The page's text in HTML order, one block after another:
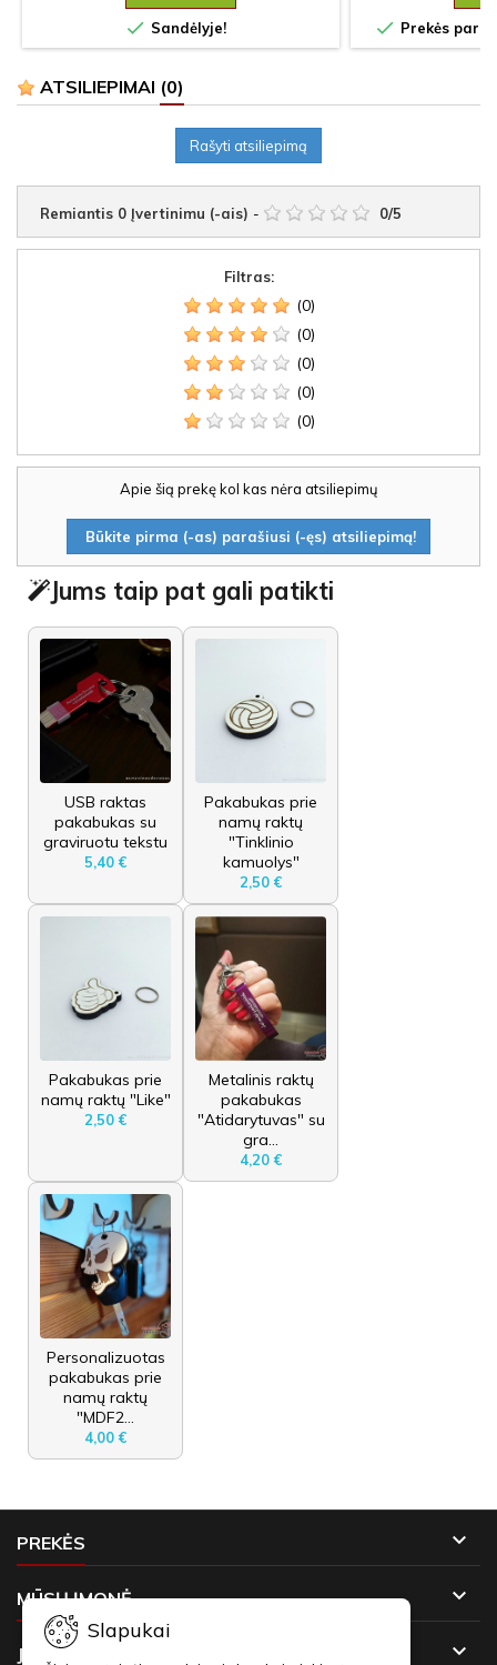
 Sandėlyje!  Prekės
ATSILIEPIMAI (0)
Rašyti atsiliepimą
Remiantis 0 Įvertinimu (-ais) - 0/5
Filtras:
(0)
(0)
(0)
(0)
(0)
Apie šią prekę kol kas nėra atsiliepimų
Būkite pirma (-as) parašiusi (-ęs) atsiliepimą!
Jums taip pat gali patikti
USB raktas
pakabukas su
graviruotu tekstu
5,40 €
Pakabukas prie
namų raktų
"Tinklinio
kamuolys"
2,50 €
Pakabukas prie
namų raktų "Like"
2,50 €
Metalinis raktų
pakabukas
"Atidarytuvas" su
gra...
4,20 €
Personalizuotas
pakabukas prie
namų raktų
"MDF2...
4,00 €
PREKĖS 
MŪSŲ ĮMONĖ 
JŪSŲ PASKYRA 
Slapukai